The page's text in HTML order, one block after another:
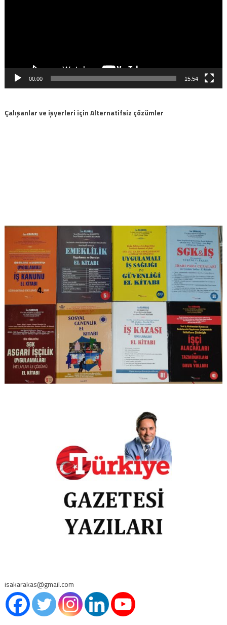
00:00 15:54
Çalışanlar ve işyerleri için Alternatifsiz çözümler
isakarakas@gmail.com